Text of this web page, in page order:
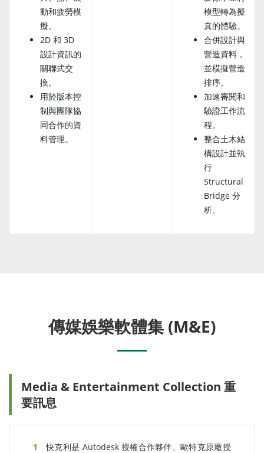
動和疲勞模
擬。
2D 和 3D
設計資訊的
關聯式交
換。
用於版本控
制與團隊協
同合作的資
料管理。
模型轉為擬
真的體驗。
合併設計與
營造資料，
並模擬營造
排序。
加速審閱和
驗證工作流
程。
整合土木結
構設計並執
行
Structural
Bridge 分
析。
傳媒娛樂軟體集 (M&E)
Media & Entertainment Collection 重
要訊息
快克利是 Autodesk 授權合作夥伴、歐特克原廠授